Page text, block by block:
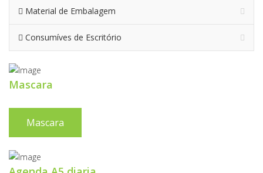
Material de Embalagem
Consumíves de Escritório
Mascara
Mascara